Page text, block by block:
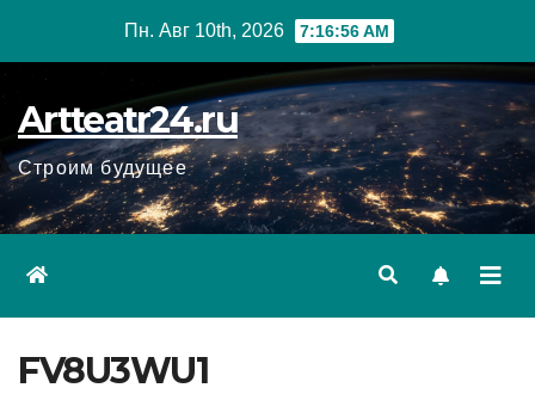
Пн. Авг 10th, 2026 7:16:57 AM
Artteatr24.ru
Строим будущее
FV8U3WU1